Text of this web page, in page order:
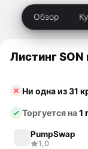
Обзор
Листинг
Ни одна из 31
Торгуется на1
PumpSwap
1,0